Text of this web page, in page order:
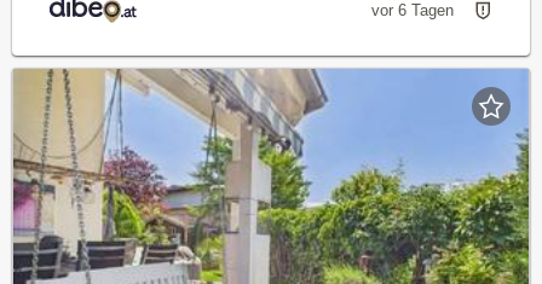
vor 6 Tagen